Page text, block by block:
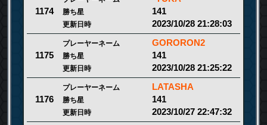
1174 勝ち星 141
更新日時 2023/10/28 21:28:03
1175
プレーヤーネーム GORORON2
勝ち星 141
更新日時 2023/10/28 21:25:22
1176
プレーヤーネーム LATASHA
勝ち星 141
更新日時 2023/10/27 22:47:32